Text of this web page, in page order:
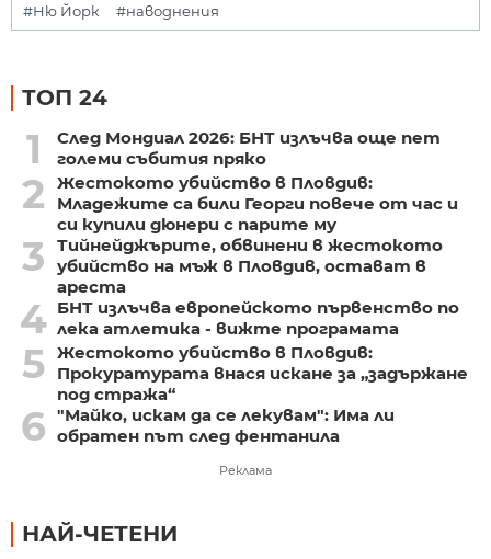
#Ню Йорк #наводнения
ТОП 24
1
След Мондиал 2026: БНТ излъчва още пет
големи събития пряко
2
Жестокото убийство в Пловдив:
Младежите са били Георги повече от час и
си купили дюнери с парите му
3
Тийнейджърите, обвинени в жестокото
убийство на мъж в Пловдив, остават в
ареста
4 БНТ излъчва европейското първенство по
лека атлетика - вижте програмата
5 Жестокото убийство в Пловдив:
Прокуратурата внася искане за „задържане
под стража“
6 "Майко, искам да се лекувам": Има ли
обратен път след фентанила
Реклама
НАЙ-ЧЕТЕНИ